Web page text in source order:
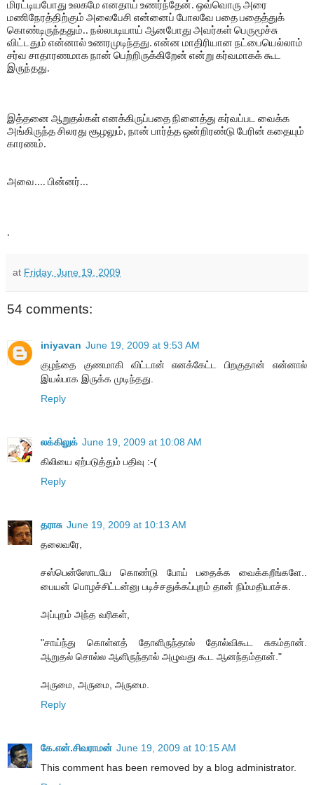
மிரட்டியபோது உலகமே எனதாய் உணர்ந்தேன். ஒவ்வொரு அரை
மணிநேரத்திற்கும் அலைபேசி என்னைப் போலவே பதை பதைத்துக்
கொண்டிருந்ததும்.. நல்லபடியாய் ஆனபோது அவர்கள் பெருமூச்சு
விட்டதும் என்னால் உணரமுடிந்தது. என்ன மாதிரியான நட்பையெல்லாம்
சர்வ சாதாரணமாக நான் பெற்றிருக்கிறேன் என்று கர்வமாகக் கூட
இருந்தது.
இத்தனை ஆறுதல்கள் எனக்கிருப்பதை நினைத்து கர்வப்பட வைக்க
அங்கிருந்த சிலரது சூழலும், நான் பார்த்த ஒன்றிரண்டு பேரின் கதையும்
காரணம்.
அவை.... பின்னர்...
.
at Friday, June 19, 2009
54 comments:
iniyavan June 19, 2009 at 9:53 AM
குழந்தை குணமாகி விட்டான் எனக்கேட்ட பிறகுதான் என்னால்
இயல்பாக இருக்க முடிந்தது.
Reply
லக்கிலுக் June 19, 2009 at 10:08 AM
கிலியை ஏற்படுத்தும் பதிவு :-(
Reply
தராசு June 19, 2009 at 10:13 AM
தலைவரே,
சஸ்பென்ஸோடயே கொண்டு போய் பதைக்க வைக்கறீங்களே..
பையன் பொழச்சிட்டன்னு படிச்சதுக்கப்புறம் தான் நிம்மதியாச்சு.
அப்புறம் அந்த வரிகள்,
"சாய்ந்து கொள்ளத் தோளிருந்தால் தோல்விகூட சுகம்தான்.
ஆறுதல் சொல்ல ஆளிருந்தால் அழுவது கூட ஆனந்தம்தான்."
அருமை, அருமை, அருமை.
Reply
கே.என்.சிவராமன் June 19, 2009 at 10:15 AM
This comment has been removed by a blog administrator.